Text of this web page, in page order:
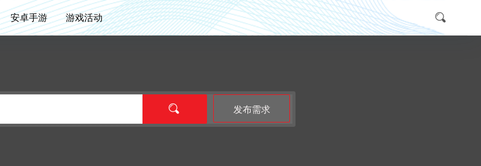
安卓手游 游戏活动
发布需求